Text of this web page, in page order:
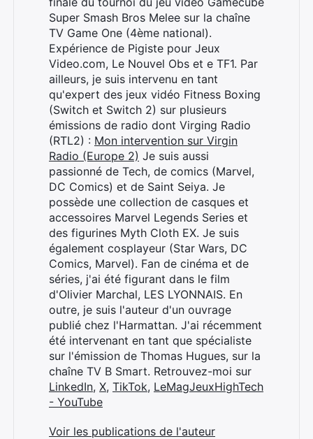
Super Smash Bros Melee sur la chaîne
TV Game One (4ème national).
Expérience de Pigiste pour Jeux
Video.com, Le Nouvel Obs et e TF1. Par
ailleurs, je suis intervenu en tant
qu'expert des jeux vidéo Fitness Boxing
(Switch et Switch 2) sur plusieurs
émissions de radio dont Virging Radio
(RTL2) : Mon intervention sur Virgin
Radio (Europe 2) Je suis aussi
passionné de Tech, de comics (Marvel,
DC Comics) et de Saint Seiya. Je
possède une collection de casques et
accessoires Marvel Legends Series et
des figurines Myth Cloth EX. Je suis
également cosplayeur (Star Wars, DC
Comics, Marvel). Fan de cinéma et de
séries, j'ai été figurant dans le film
d'Olivier Marchal, LES LYONNAIS. En
outre, je suis l'auteur d'un ouvrage
publié chez l'Harmattan. J'ai récemment
été intervenant en tant que spécialiste
sur l'émission de Thomas Hugues, sur la
chaîne TV B Smart. Retrouvez-moi sur
LinkedIn, X, TikTok, LeMagJeuxHighTech
- YouTube
Voir les publications de l'auteur
Rechercher
: